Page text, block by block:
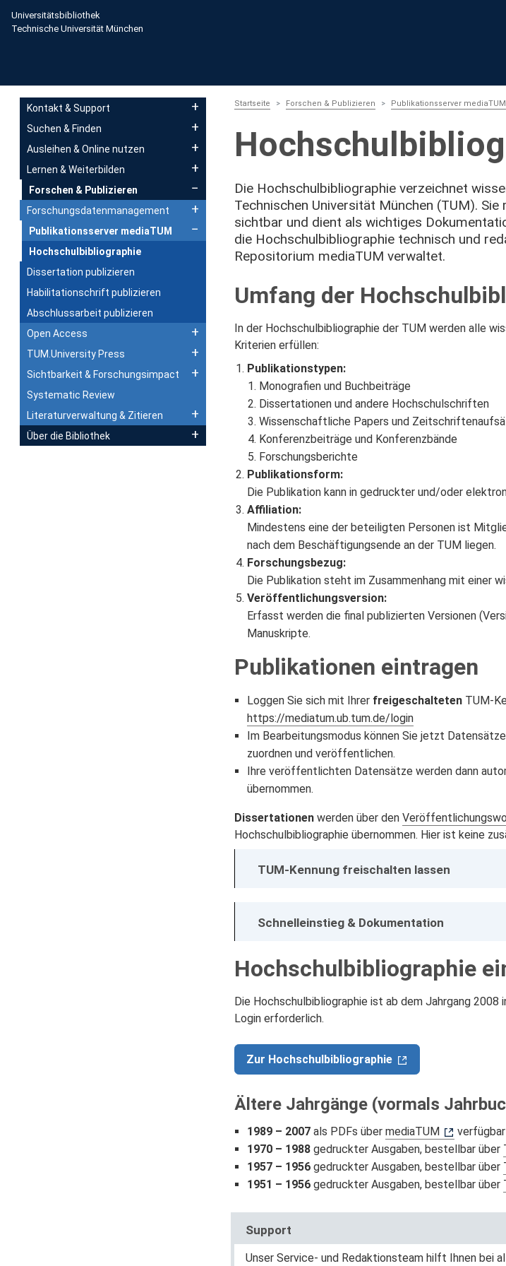
Direkt zum Inhalt
Universitätsbibliothek
Technische Universität München
Startseite Forschen & Publizieren Publikationsserver mediaTUM
Die Hochschulbibliographie verzeichnet
Technischen Universität München (TUM).
sichtbar und dient als wichtiges
die Hochschulbibliographie technisch und
Repositorium mediaTUM verwaltet.
Umfang der
In der Hochschulbibliographie der TUM werden alle
Kriterien erfüllen:
Publikationstypen:
Monografien und Buchbeiträge
Dissertationen und andere Hochschulschriften
Wissenschaftliche Papers und
Konferenzbeiträge und Konferenzbände
Forschungsberichte
Publikationsform:
Die Publikation kann in gedruckter und/oder
Affiliation:
Mindestens eine der beteiligten Personen ist
nach dem Beschäftigungsende an der TUM liegen.
Forschungsbezug:
Die Publikation steht im Zusammenhang mit einer
Veröffentlichungsversion:
Erfasst werden die final publizierten Versionen
Manuskripte.
Publikationen eintragen
Loggen Sie sich mit Ihrer freigeschaltetenTUM-
https://mediatum.ub.tum.de/login
Im Bearbeitungsmodus können Sie jetzt
zuordnen und veröffentlichen.
Ihre veröffentlichten Datensätze werden dann
übernommen.
Dissertationen werden über den
Hochschulbibliographie übernommen. Hier ist keine
TUM-Kennung freischalten lassen
Schnelleinstieg & Dokumentation
Hochschulbibliographie
Die Hochschulbibliographie ist ab dem Jahrgang
Login erforderlich.
Zur Hochschulbibliographie
Ältere Jahrgänge (vormals
1989 – 2007als PDFs über mediaTUM
verfügbar
1970 – 1988 gedruckter Ausgaben, bestellbar über
1957 – 1956gedruckter Ausgaben, bestellbar über
1951 – 1956gedruckter Ausgaben, bestellbar über
Support
Unser Service- und Redaktionsteam hilft Ihnen bei
Main navigation
Kontakt & Support
Suchen & Finden
Ausleihen & Online nutzen
Lernen & Weiterbilden
Forschen & Publizieren
Forschungsdatenmanagement
Publikationsserver mediaTUM
Hochschulbibliographie
Dissertation publizieren
Habilitationschrift publizieren
Abschlussarbeit publizieren
Open Access
TUM.University Press
Sichtbarkeit & Forschungsimpact
Systematic Review
Literaturverwaltung & Zitieren
Über die Bibliothek